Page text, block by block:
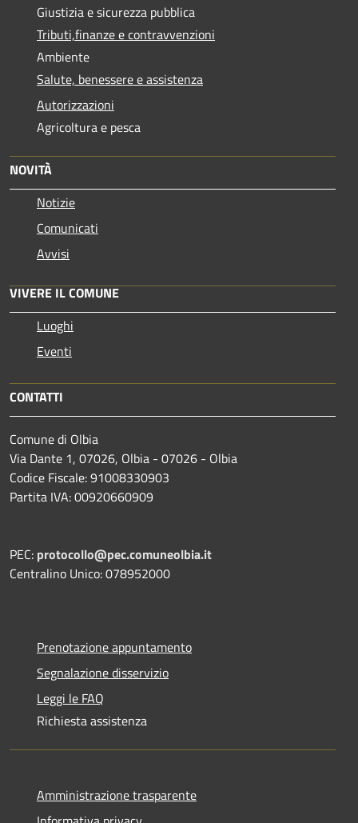
Giustizia e sicurezza pubblica
Tributi,finanze e contravvenzioni
Ambiente
Salute, benessere e assistenza
Autorizzazioni
Agricoltura e pesca
NOVITÀ
Notizie
Comunicati
Avvisi
VIVERE IL COMUNE
Luoghi
Eventi
CONTATTI
Comune di Olbia
Via Dante 1, 07026, Olbia - 07026 - Olbia
Codice Fiscale: 91008330903
Partita IVA: 00920660909
PEC: protocollo@pec.comuneolbia.it
Centralino Unico: 078952000
Prenotazione appuntamento
Segnalazione disservizio
Leggi le FAQ
Richiesta assistenza
Amministrazione trasparente